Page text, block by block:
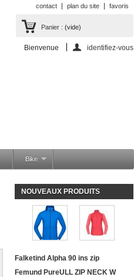
contact plan du site favoris
Panier : (vide)
Bienvenue identifiez-vous
Bike
NOUVEAUX PRODUITS
Falketind Alpha 90 ins zip
Femund PureULL ZIP NECK W